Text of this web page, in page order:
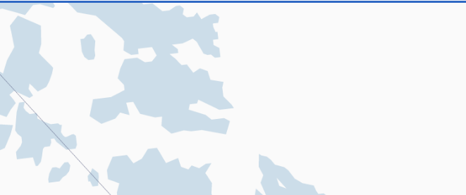
artsvest
Prix Affaires / Arts 2026
Le Sommet canadien des arts
Programme de leadership exécutif
boardlink Notre équipe